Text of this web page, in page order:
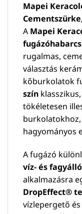
Mapei
A Mapei
fugázóhabarcs
rugalmas,
választás
kőburkolatok
szín
tökéletesen
hagyományos
A fugázó
víz- és
alkalmazásra
DropEffect®
vízlepergető